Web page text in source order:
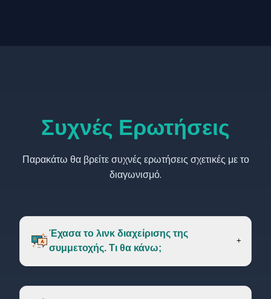
Συχνές Ερωτήσεις
Παρακάτω θα βρείτε συχνές ερωτήσεις σχετικές με το
διαγωνισμό.
Έχασα το λινκ διαχείρισης της
συμμετοχής. Τι θα κάνω;
+